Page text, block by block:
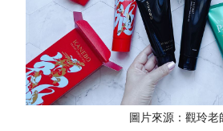
圖片來源：觀玲老